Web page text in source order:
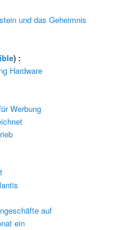
und das Geheimnis
) :
Hardware
Werbung
auf
ein